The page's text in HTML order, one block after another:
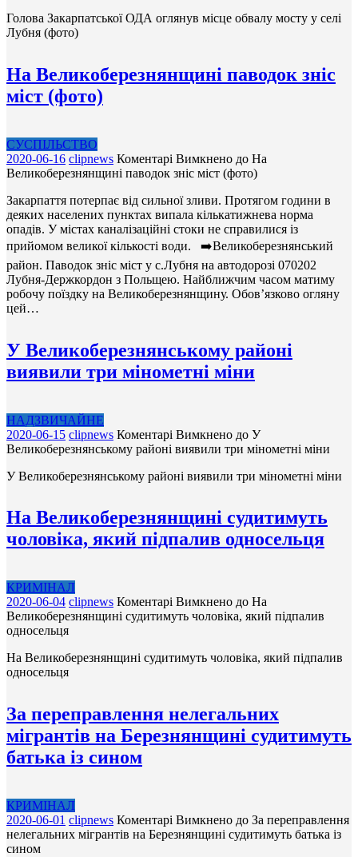
Голова Закарпатської ОДА оглянув місце обвалу мосту у селі
Лубня (фото)
На Великоберезнянщині паводок зніс
міст (фото)
СУСПІЛЬСТВО
2020-06-16 clipnews Коментарі Вимкнено до На
Великоберезнянщині паводок зніс міст (фото)
Закарпаття потерпає від сильної зливи. Протягом години в
деяких населених пунктах випала кількатижнева норма
опадів. У містах каналізаційні стоки не справилися із
прийомом великої кількості води. ➡️Великоберезнянський
район. Паводок зніс міст у с.Лубня на автодорозі 070202
Лубня-Держкордон з Польщею. Найближчим часом матиму
робочу поїздку на Великоберезнянщину. Обов’язково огляну
цей…
У Великоберезнянському районі
виявили три мінометні міни
НАДЗВИЧАЙНЕ
2020-06-15 clipnews Коментарі Вимкнено до У
Великоберезнянському районі виявили три мінометні міни
У Великоберезнянському районі виявили три мінометні міни
На Великоберезнянщині судитимуть
чоловіка, який підпалив односельця
КРИМІНАЛ
2020-06-04 clipnews Коментарі Вимкнено до На
Великоберезнянщині судитимуть чоловіка, який підпалив
односельця
На Великоберезнянщині судитимуть чоловіка, який підпалив
односельця
За переправлення нелегальних
мігрантів на Березнянщині судитимуть
батька із сином
КРИМІНАЛ
2020-06-01 clipnews Коментарі Вимкнено до За переправлення
нелегальних мігрантів на Березнянщині судитимуть батька із
сином